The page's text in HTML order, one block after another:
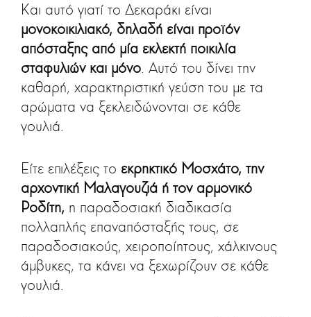
Και αυτό γιατί το Δεκαράκι είναι
μονοκοικιλιακό, δηλαδή είναι προϊόν
απόσταξης από μία εκλεκτή ποικιλία
σταφυλιών και μόνο. Αυτό του δίνει την
καθαρή, χαρακτηριστική γεύση του με τα
αρώματα να ξεκλειδώνονται σε κάθε
γουλιά.
Είτε επιλέξεις το εκρηκτικό Μοσχάτο, την
αρχοντική Μαλαγουζιά ή τον αρμονικό
Ροδίτη, η παραδοσιακή διαδικασία
πολλαπλής επαναπόσταξής τους, σε
παραδοσιακούς, χειροποίητους, χάλκινους
άμβυκες, τα κάνει να ξεχωρίζουν σε κάθε
γουλιά.